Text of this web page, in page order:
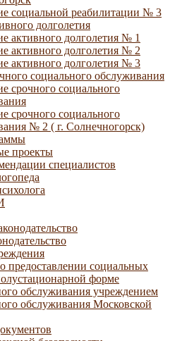
социальной реабилитации № 3
долголетия
активного долголетия № 1
активного долголетия № 2
активного долголетия № 3
социального обслуживания
срочного социального
срочного социального
№ 2 ( г. Солнечногорск)
проекты
специалистов
предоставлении социальных
форме
обслуживания учреждением
обслуживания Московской